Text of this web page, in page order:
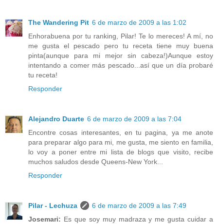
The Wandering Pit 6 de marzo de 2009 a las 1:02
Enhorabuena por tu ranking, Pilar! Te lo mereces! A mí, no
me gusta el pescado pero tu receta tiene muy buena
pinta(aunque para mi mejor sin cabeza!)Aunque estoy
intentando a comer más pescado...así que un día probaré
tu receta!
Responder
Alejandro Duarte 6 de marzo de 2009 a las 7:04
Encontre cosas interesantes, en tu pagina, ya me anote
para preparar algo para mi, me gusta, me siento en familia,
lo voy a poner entre mi lista de blogs que visito, recibe
muchos saludos desde Queens-New York...
Responder
Pilar - Lechuza
6 de marzo de 2009 a las 7:49
Josemari: Es que soy muy madraza y me gusta cuidar a